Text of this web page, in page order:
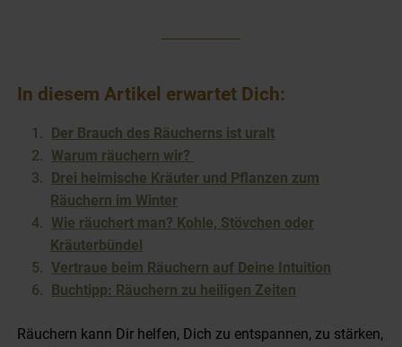
In diesem Artikel erwartet Dich:
Der Brauch des Räucherns ist uralt
Warum räuchern wir?
Drei heimische Kräuter und Pflanzen zum
Räuchern im Winter
Wie räuchert man? Kohle, Stövchen oder
Kräuterbündel
Vertraue beim Räuchern auf Deine Intuition
Buchtipp: Räuchern zu heiligen Zeiten
Räuchern kann Dir helfen, Dich zu entspannen, zu stärken,